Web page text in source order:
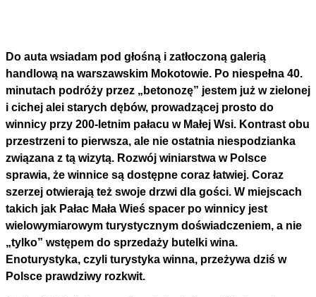
Do auta wsiadam pod głośną i zatłoczoną galerią
handlową na warszawskim Mokotowie. Po niespełna 40.
minutach podróży przez „betonozę” jestem już w zielonej
i cichej alei starych dębów, prowadzącej prosto do
winnicy przy 200-letnim pałacu w Małej Wsi. Kontrast obu
przestrzeni to pierwsza, ale nie ostatnia niespodzianka
związana z tą wizytą. Rozwój winiarstwa w Polsce
sprawia, że winnice są dostępne coraz łatwiej. Coraz
szerzej otwierają też swoje drzwi dla gości. W miejscach
takich jak Pałac Mała Wieś spacer po winnicy jest
wielowymiarowym turystycznym doświadczeniem, a nie
„tylko” wstępem do sprzedaży butelki wina.
Enoturystyka, czyli turystyka winna, przeżywa dziś w
Polsce prawdziwy rozkwit.